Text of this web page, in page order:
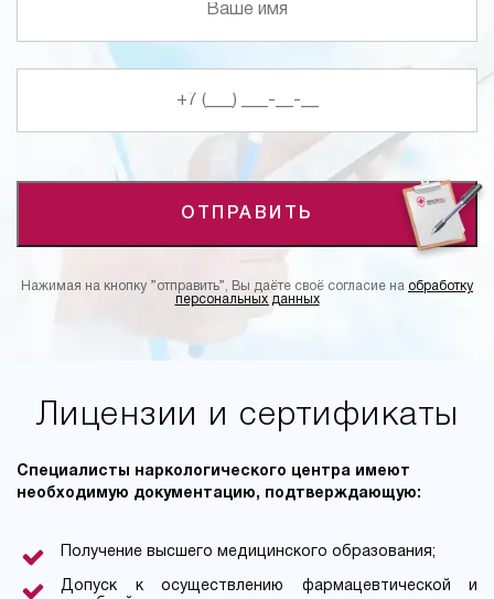
ОТПРАВИТЬ
Нажимая на кнопку ”отправить”, Вы даёте своё согласие на обработку
персональных данных
Лицензии и сертификаты
Специалисты наркологического центра имеют
необходимую документацию, подтверждающую:
Получение высшего медицинского образования;
Допуск к осуществлению фармацевтической и